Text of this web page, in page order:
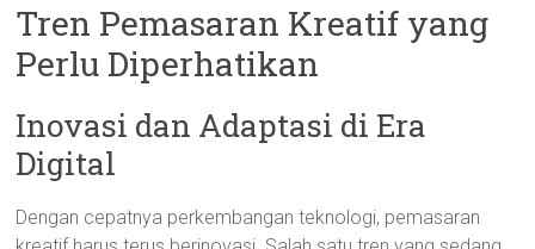
Tren Pemasaran Kreatif yang
Perlu Diperhatikan
Inovasi dan Adaptasi di Era
Digital
Dengan cepatnya perkembangan teknologi, pemasaran